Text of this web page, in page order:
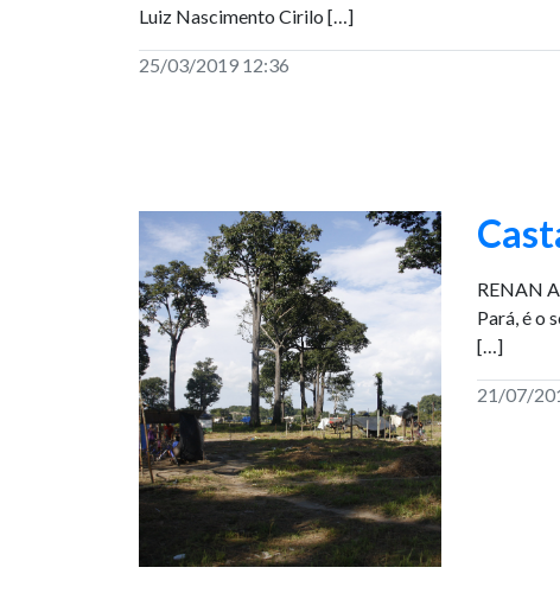
Luiz Nascimento Cirilo […]
25/03/2019 12:36
RENAN
Pará, é o
[…]
21/07/